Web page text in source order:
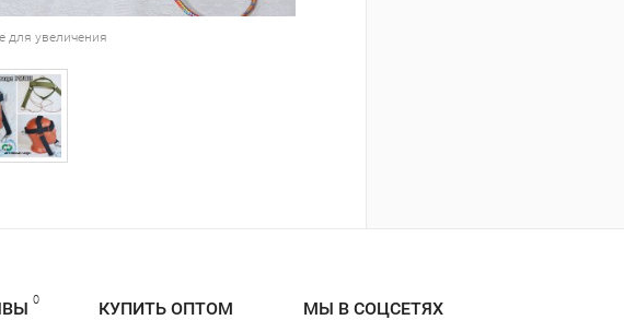
для увеличения
0 КУПИТЬ ОПТОМ МЫ В СОЦСЕТЯХ